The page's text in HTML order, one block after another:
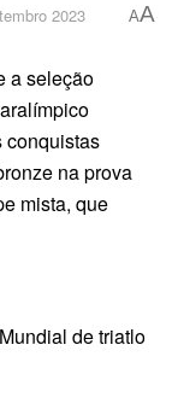
2023 AA
a seleção
conquistas
na prova
mista, que
de triatlo